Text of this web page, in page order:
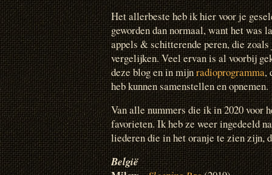
Het allerbeste heb ik hier voor je
geworden dan normaal, want het was
appels & schitterende peren, die
vergelijken. Veel ervan is al voorbij
deze blog en in mijnradioprogramma,
heb kunnen samenstellen en opnemen.
Van alle nummers die ik in 2020 voor
favorieten. Ik heb ze weer ingedeeld
liederen die in het oranje te zien zijn,
België